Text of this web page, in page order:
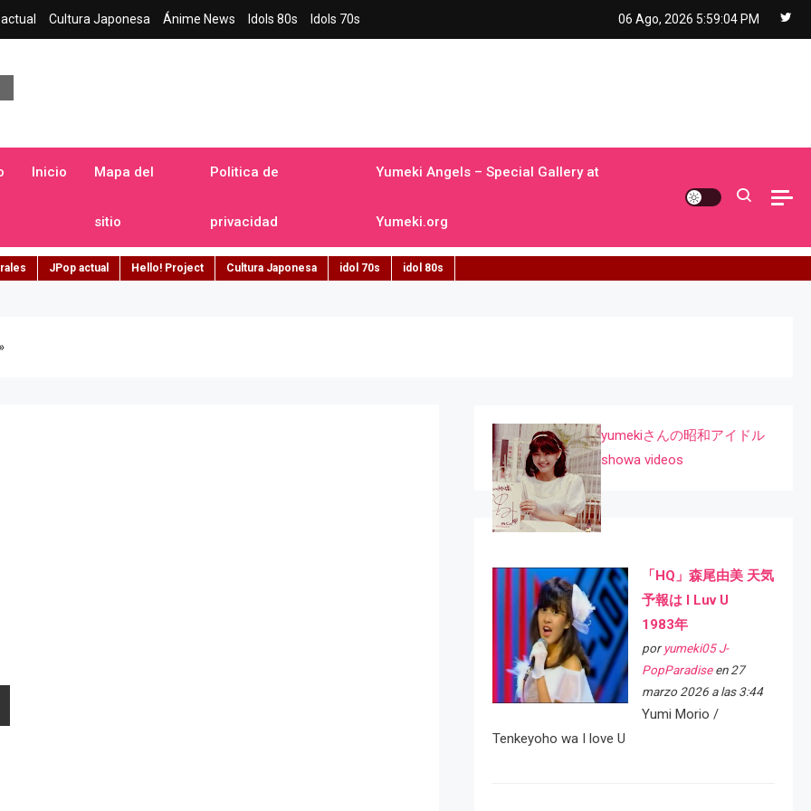
Cultura Japonesa Ánime News Idols 80s Idols 70s 06 Ago, 2026 5:59:05 PM
Inicio Mapa del
sitio
Politica de
privacidad
Yumeki Angels – Special Gallery at
Yumeki.org
JPop actual Hello! Project Cultura Japonesa idol 70s idol 80s
yumekiさんの昭和アイドル
showa videos
「HQ」森尾由美 天気
予報は I Luv U
1983年
por yumeki05 J-
PopParadiseen 27
marzo 2026 a las 3:44
Yumi Morio /
Tenkeyoho wa I love U